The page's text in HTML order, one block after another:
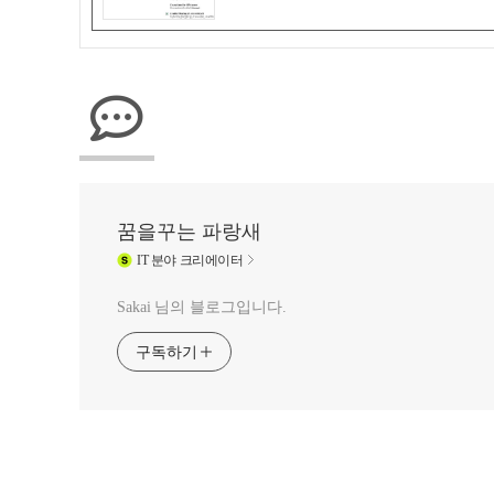
꿈을꾸는 파랑새
IT분야 크리에이터
Sakai 님의 블로그입니다.
구독하기